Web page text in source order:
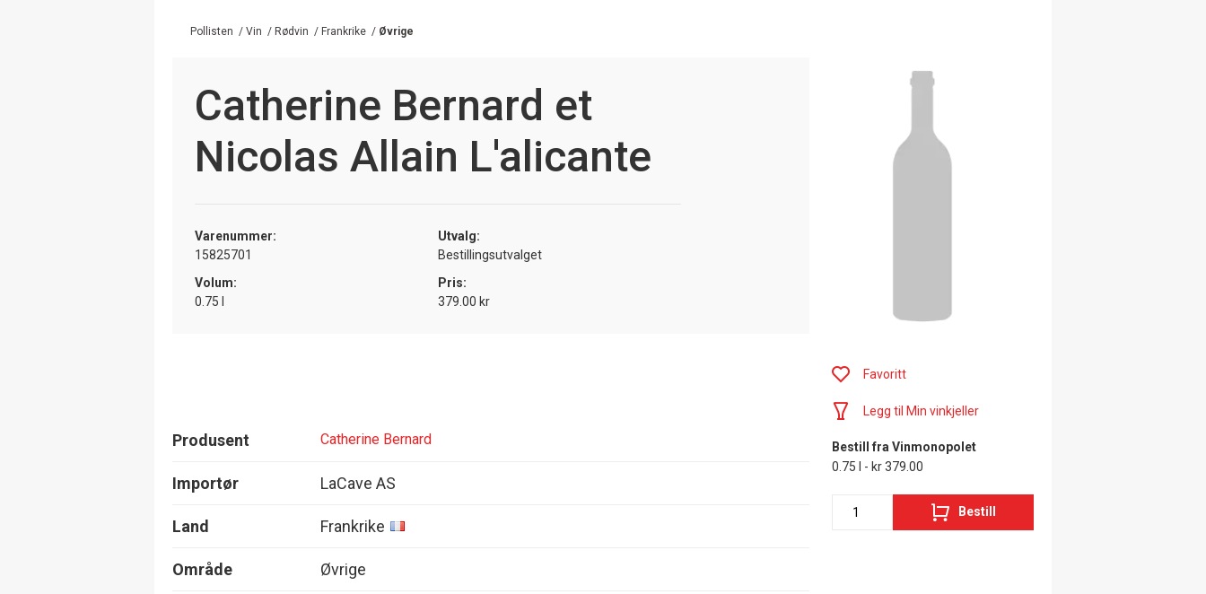
Pollisten / Vin / Rødvin / Frankrike / Øvrige
Catherine Bernard et
Nicolas Allain L'alicante
Varenummer:
15825701
Utvalg:
Bestillingsutvalget
Volum:
0.75 l
Pris:
379.00 kr
Produsent Catherine Bernard
Importør LaCave AS
Land Frankrike
Område Øvrige
Favoritt
Legg til Min vinkjeller
Bestill fra Vinmonopolet
0.75 l - kr 379.00
Bestill